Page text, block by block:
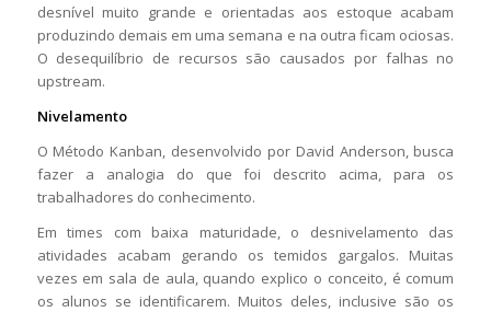
desnível muito grande e orientadas aos estoque acabam
produzindo demais em uma semana e na outra ficam ociosas.
O desequilíbrio de recursos são causados por falhas no
upstream.
Nivelamento
O Método Kanban, desenvolvido por David Anderson, busca
fazer a analogia do que foi descrito acima, para os
trabalhadores do conhecimento.
Em times com baixa maturidade, o desnivelamento das
atividades acabam gerando os temidos gargalos. Muitas
vezes em sala de aula, quando explico o conceito, é comum
os alunos se identificarem. Muitos deles, inclusive são os